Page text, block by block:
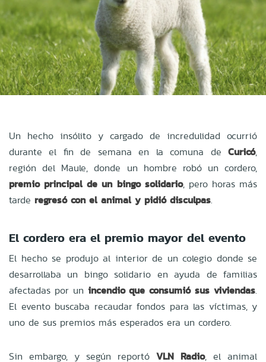
Un hecho insólito y cargado de incredulidad ocurrió
durante el fin de semana en la comuna de Curicó,
región del Maule, donde un hombre robó un cordero,
premio principal de un bingo solidario, pero horas más
tarde regresó con el animal y pidió disculpas.
El cordero era el premio mayor del evento
El hecho se produjo al interior de un colegio donde se
desarrollaba un bingo solidario en ayuda de familias
afectadas por un incendio que consumió sus viviendas.
El evento buscaba recaudar fondos para las víctimas, y
uno de sus premios más esperados era un cordero.
Sin embargo, y según reportó VLN Radio, el animal